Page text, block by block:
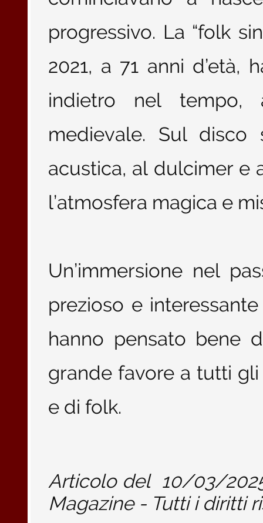
progressivo. La “folk
2021, a 71 anni
indietro nel tempo,
medievale. Sul disco
acustica, al dulcimer e
l’atmosfera magica e
Un’immersione nel
prezioso e
hanno pensato bene
grande favore a tutti
e di folk.
Articolo del 10/03/
Magazine - Tutti i diritti